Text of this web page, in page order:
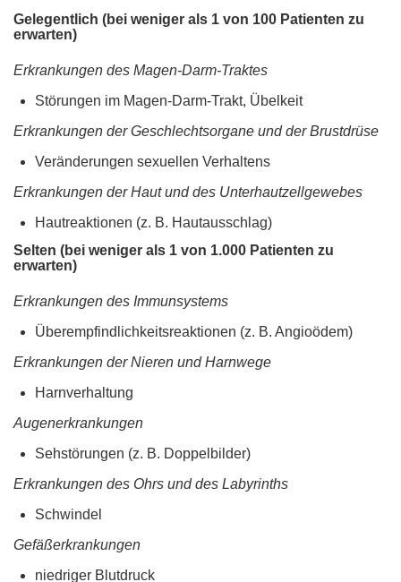
Gelegentlich (bei weniger als 1 von 100 Patienten zu
erwarten)
Erkrankungen des Magen-Darm-Traktes
Störungen im Magen-Darm-Trakt, Übelkeit
Erkrankungen der Geschlechtsorgane und der Brustdrüse
Veränderungen sexuellen Verhaltens
Erkrankungen der Haut und des Unterhautzellgewebes
Hautreaktionen (z. B. Hautausschlag)
Selten (bei weniger als 1 von 1.000 Patienten zu
erwarten)
Erkrankungen des Immunsystems
Überempfindlichkeitsreaktionen (z. B. Angioödem)
Erkrankungen der Nieren und Harnwege
Harnverhaltung
Augenerkrankungen
Sehstörungen (z. B. Doppelbilder)
Erkrankungen des Ohrs und des Labyrinths
Schwindel
Gefäßerkrankungen
niedriger Blutdruck